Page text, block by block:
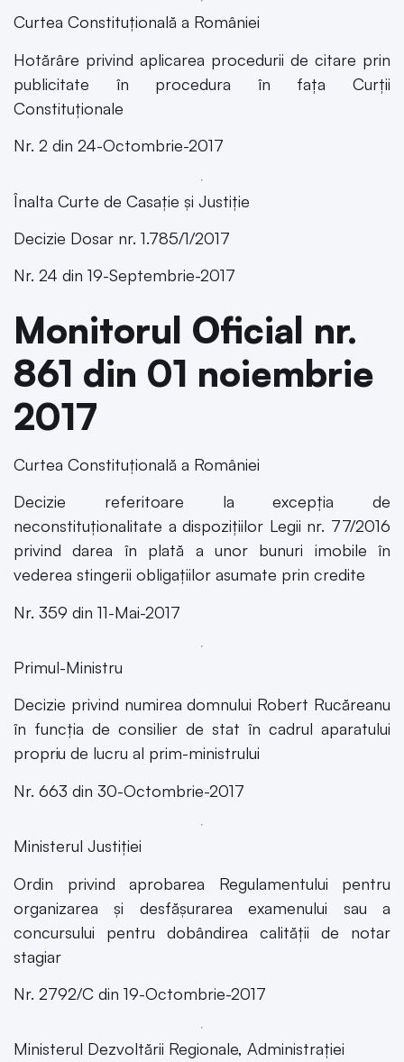
Curtea Constituțională a României
Hotărâre privind aplicarea procedurii de citare prin
publicitate în procedura în fața Curții
Constituționale
Nr. 2 din 24-Octombrie-2017
Înalta Curte de Casație și Justiție
Decizie Dosar nr. 1.785/1/2017
Nr. 24 din 19-Septembrie-2017
Monitorul Oficial nr.
861 din 01 noiembrie
2017
Curtea Constituțională a României
Decizie referitoare la excepția de
neconstituționalitate a dispozițiilor Legii nr. 77/2016
privind darea în plată a unor bunuri imobile în
vederea stingerii obligațiilor asumate prin credite
Nr. 359 din 11-Mai-2017
Primul-Ministru
Decizie privind numirea domnului Robert Rucăreanu
în funcția de consilier de stat în cadrul aparatului
propriu de lucru al prim-ministrului
Nr. 663 din 30-Octombrie-2017
Ministerul Justiției
Ordin privind aprobarea Regulamentului pentru
organizarea și desfășurarea examenului sau a
concursului pentru dobândirea calității de notar
stagiar
Nr. 2792/C din 19-Octombrie-2017
Ministerul Dezvoltării Regionale, Administraţiei